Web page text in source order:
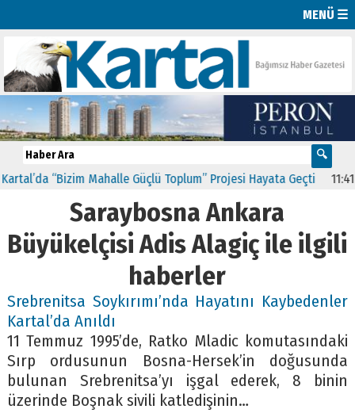
MENÜ ☰
“Bizim Mahalle Güçlü Toplum” Projesi Hayata Geçti 11:41
Saraybosna Ankara
Büyükelçisi Adis Alagiç ile ilgili
haberler
Srebrenitsa Soykırımı’nda Hayatını Kaybedenler
Kartal’da Anıldı
11 Temmuz 1995’de, Ratko Mladic komutasındaki
Sırp ordusunun Bosna-Hersek’in doğusunda
bulunan Srebrenitsa’yı işgal ederek, 8 binin
üzerinde Boşnak sivili katledişinin…